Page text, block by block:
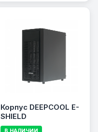
Корпус DEEPCOOL E-
SHIELD
В НАЛИЧИИ